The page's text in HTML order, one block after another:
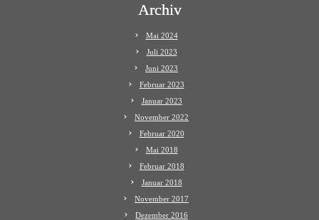
Archiv
Mai 2024
Juli 2023
Juni 2023
Februar 2023
Januar 2023
November 2022
Februar 2020
Mai 2018
Februar 2018
Januar 2018
November 2017
Dezember 2016